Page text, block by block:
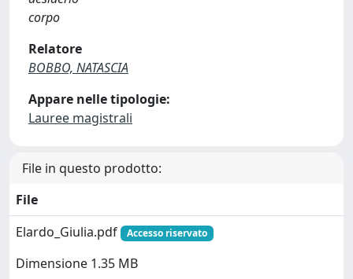
corpo
Relatore
BOBBO, NATASCIA
Appare nelle tipologie:
Lauree magistrali
File in questo prodotto:
File
Elardo_Giulia.pdf
Accesso riservato
Dimensione 1.35 MB